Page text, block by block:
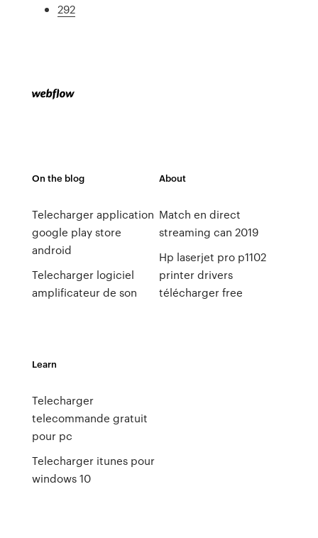
292
On the blog
Telecharger application
google play store
android
Telecharger logiciel
amplificateur de son
About
Match en direct
streaming can 2019
Hp laserjet pro p1102
printer drivers
télécharger free
Learn
Telecharger
telecommande gratuit
pour pc
Telecharger itunes pour
windows 10